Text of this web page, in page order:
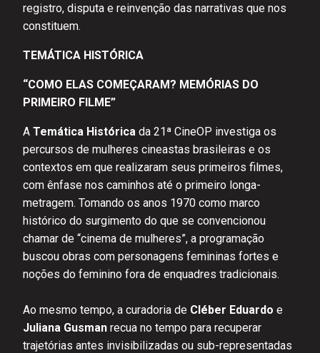
registro, disputa e reinvenção das narrativas que nos
constituem.
TEMÁTICA HISTÓRICA
“COMO ELAS COMEÇARAM? MEMÓRIAS DO
PRIMEIRO FILME”
A Temática Histórica da 21ª CineOP investiga os
percursos de mulheres cineastas brasileiras e os
contextos em que realizaram seus primeiros filmes,
com ênfase nos caminhos até o primeiro longa-
metragem. Tomando os anos 1970 como marco
histórico do surgimento do que se convencionou
chamar de “cinema de mulheres”, a programação
buscou obras com personagens femininas fortes e
noções do feminino fora de enquadres tradicionais.
Ao mesmo tempo, a curadoria de Cléber Eduardo e
Juliana Gusman recua no tempo para recuperar
trajetórias antes invisibilizadas ou sub-representadas